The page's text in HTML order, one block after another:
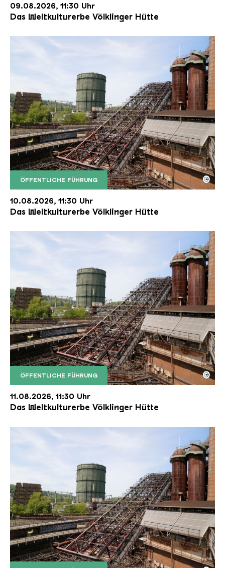
09.08.2026, 11:30 Uhr
Das Weltkulturerbe Völklinger Hütte
ÖFFENTLICHE FÜHRUNG
Der Erzschrägaufzug der Völklinger Hütte mit
Copyright: Weltkulturerbe Völklinger Hütte | Karl
©
10.08.2026, 11:30 Uhr
Das Weltkulturerbe Völklinger Hütte
ÖFFENTLICHE FÜHRUNG
Der Erzschrägaufzug der Völklinger Hütte mit
Copyright: Weltkulturerbe Völklinger Hütte | Karl
©
11.08.2026, 11:30 Uhr
Das Weltkulturerbe Völklinger Hütte